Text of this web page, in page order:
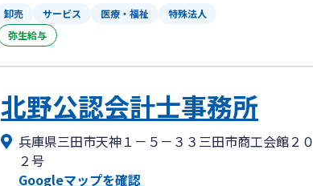
卸売 サービス 医療・福祉 特殊法人
弥生給与
北野公認会計士事務所
兵庫県三田市天神１－５－３３三田市商工会館２０
２号
Googleマップを確認